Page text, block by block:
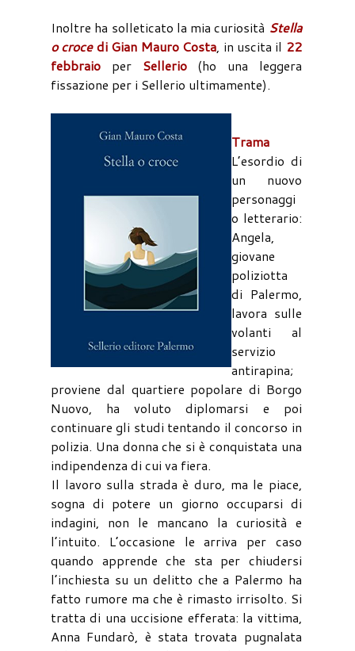
Inoltre ha solleticato la mia curiosità Stella
o crocedi Gian Mauro Costa, in uscita il 22
febbraio per Sellerio(ho una leggera
fissazione per i Sellerio ultimamente).
Trama
L’esordio di
un nuovo
personaggi
o letterario:
Angela,
giovane
poliziotta
di Palermo,
lavora sulle
volanti al
servizio
antirapina;
proviene dal quartiere popolare di Borgo
Nuovo, ha voluto diplomarsi e poi
continuare gli studi tentando il concorso in
polizia. Una donna che si è conquistata una
indipendenza di cui va fiera.
Il lavoro sulla strada è duro, ma le piace,
sogna di potere un giorno occuparsi di
indagini, non le mancano la curiosità e
l’intuito. L’occasione le arriva per caso
quando apprende che sta per chiudersi
l’inchiesta su un delitto che a Palermo ha
fatto rumore ma che è rimasto irrisolto. Si
tratta di una uccisione efferata: la vittima,
Anna Fundarò, è stata trovata pugnalata